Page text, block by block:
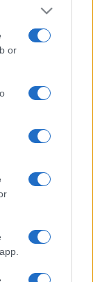
or
21
24
24 Avril
aura lieu sur
vous chez
cliquez ici